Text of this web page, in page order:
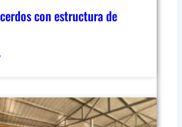
con estructura de